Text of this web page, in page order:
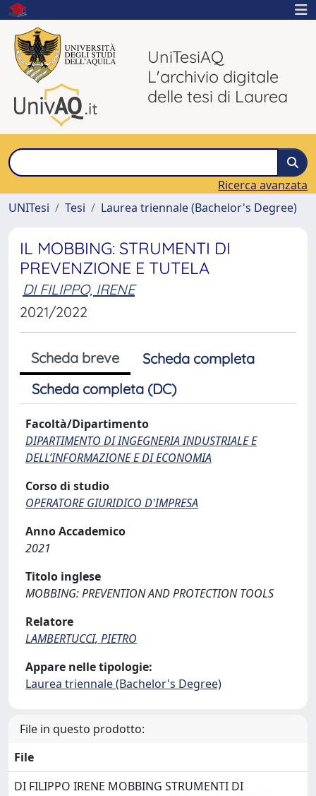
UniTesiAQ
L'archivio digitale
delle tesi di Laurea
Ricerca avanzata
UNITesi
Tesi Laurea triennale (Bachelor's Degree)
IL MOBBING: STRUMENTI DI
PREVENZIONE E TUTELA
DI FILIPPO, IRENE
2021/2022
Scheda breve
Scheda completa
Scheda completa (DC)
Facoltà/Dipartimento
DIPARTIMENTO DI INGEGNERIA INDUSTRIALE E
DELL’INFORMAZIONE E DI ECONOMIA
Corso di studio
OPERATORE GIURIDICO D'IMPRESA
Anno Accademico
2021
Titolo inglese
MOBBING: PREVENTION AND PROTECTION TOOLS
Relatore
LAMBERTUCCI, PIETRO
Appare nelle tipologie:
Laurea triennale (Bachelor's Degree)
File in questo prodotto:
File
DI FILIPPO IRENE MOBBING STRUMENTI DI